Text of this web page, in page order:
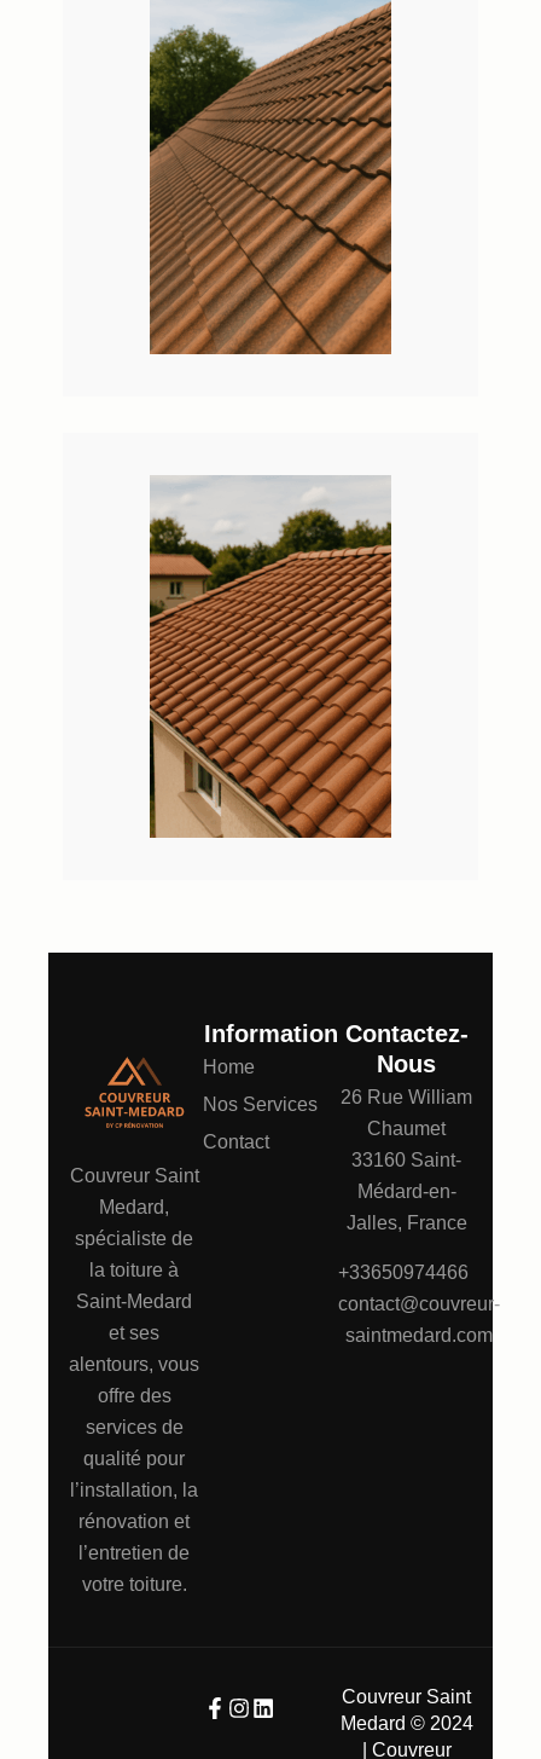
Couvreur Saint
Medard,
spécialiste de
la toiture à
Saint-Medard
et ses
alentours, vous
offre des
services de
qualité pour
l’installation, la
rénovation et
l’entretien de
votre toiture.
Information
Home
Nos Services
Contact
Contactez-
Nous
26 Rue William
Chaumet
33160 Saint-
Médard-en-
Jalles, France
+33650974466
contact@couvreur-
saintmedard.com
Couvreur Saint
Medard © 2024
| Couvreur